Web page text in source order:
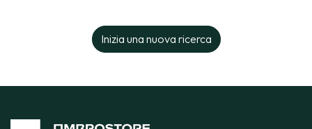
Inizia una nuova ricerca